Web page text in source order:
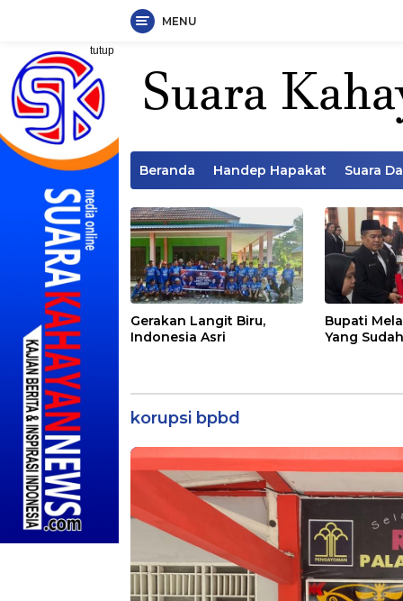
Langsung
konten
MENU
tutup
Beranda Handep Hapakat Suara
Gerakan Langit Biru,
Indonesia Asri
Bupati
Yang
korupsi bpbd